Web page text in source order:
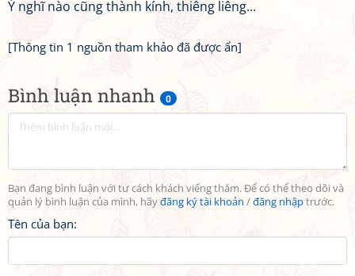
Bình luận nhanh 0
Bạn đang bình luận với tư cách khách viếng thăm. Để có thể theo dõi và
quản lý bình luận của mình, hãyđăng ký tài khoản /đăng nhậptrước.
Tên của bạn:
Ý nghĩ nào cũng thành kính, thiêng liêng...
[Thông tin 1 nguồn tham khảo đã được ẩn]